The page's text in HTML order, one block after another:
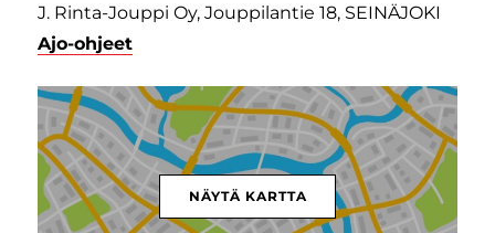
J. Rinta-Jouppi Oy, Jouppilantie 18, SEINÄJOKI
Ajo-ohjeet
NÄYTÄ KARTTA